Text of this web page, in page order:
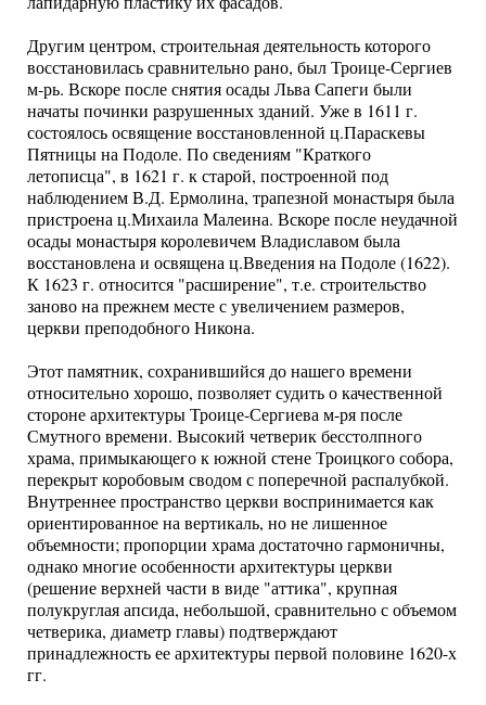
Другим центром, строительная деятельность которого
восстановилась сравнительно рано, был Троице-Сергиев
м-рь. Вскоре после снятия осады Льва Сапеги были
начаты починки разрушенных зданий. Уже в 1611 г.
состоялось освящение восстановленной ц.Параскевы
Пятницы на Подоле. По сведениям "Краткого
летописца", в 1621 г. к старой, построенной под
наблюдением В.Д. Ермолина, трапезной монастыря была
пристроена ц.Михаила Малеина. Вскоре после неудачной
осады монастыря королевичем Владиславом была
восстановлена и освящена ц.Введения на Подоле (1622).
К 1623 г. относится "расширение", т.е. строительство
заново на прежнем месте с увеличением размеров,
церкви преподобного Никона.
Этот памятник, сохранившийся до нашего времени
относительно хорошо, позволяет судить о качественной
стороне архитектуры Троице-Сергиева м-ря после
Смутного времени. Высокий четверик бесстолпного
храма, примыкающего к южной стене Троицкого собора,
перекрыт коробовым сводом с поперечной распалубкой.
Внутреннее пространство церкви воспринимается как
ориентированное на вертикаль, но не лишенное
объемности; пропорции храма достаточно гармоничны,
однако многие особенности архитектуры церкви
(решение верхней части в виде "аттика", крупная
полукруглая апсида, небольшой, сравнительно с объемом
четверика, диаметр главы) подтверждают
принадлежность ее архитектуры первой половине 1620-х
гг.